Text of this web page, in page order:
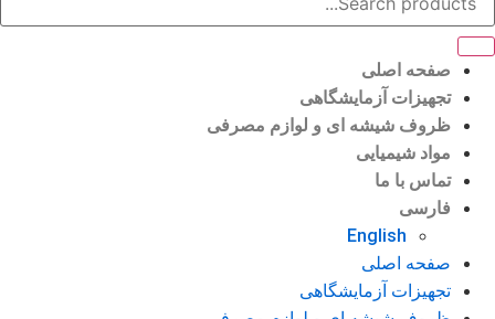
صفحه اصلی
تجهیزات آزمایشگاهی
ظروف شیشه ای و لوازم مصرفی
مواد شیمیایی
تماس با ما
فارسی
English
صفحه اصلی
تجهیزات آزمایشگاهی